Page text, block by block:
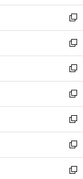
ウ
で
開
く
ン
ド
ウ
で
開
く
新
し
い
ウ
ィ
ン
ド
ウ
で
開
く
新
し
い
ウ
ィ
ン
ド
ウ
で
開
く
新
し
い
ウ
ィ
ン
ド
ウ
で
新
し
い
ウ
ィ
ン
ド
新
し
い
ウ
ィ
新
し
い
新